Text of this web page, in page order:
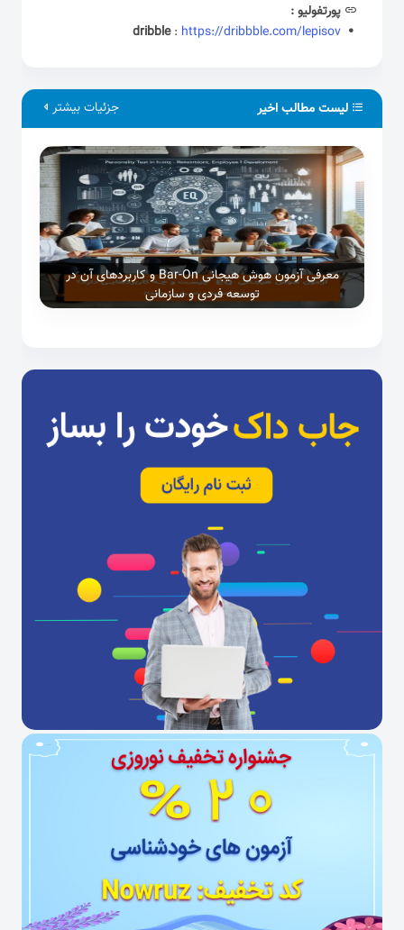
پورتفولیو :
dribble: https://dribbble.com/lepisov
لیست مطالب اخیر جزئیات بیشتر
معرفی آزمون هوش هیجانی Bar-On و کاربردهای آن در
توسعه فردی و سازمانی